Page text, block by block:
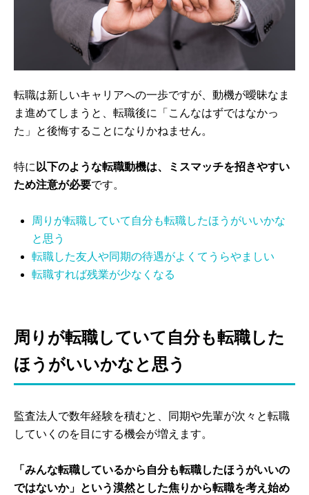
転職は新しいキャリアへの一歩ですが、動機が曖昧なま
ま進めてしまうと、転職後に「こんなはずではなかっ
た」と後悔することになりかねません。
特に以下のような転職動機は、ミスマッチを招きやすい
ため注意が必要です。
周りが転職していて自分も転職したほうがいいかな
と思う
転職した友人や同期の待遇がよくてうらやましい
転職すれば残業が少なくなる
周りが転職していて自分も転職した
ほうがいいかなと思う
監査法人で数年経験を積むと、同期や先輩が次々と転職
していくのを目にする機会が増えます。
「みんな転職しているから自分も転職したほうがいいの
ではないか」という漠然とした焦りから転職を考え始め